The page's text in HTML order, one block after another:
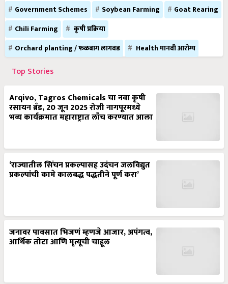
Government Schemes Soybean Farming
Goat Rearing
Chili Farming
कृषी प्रक्रिया
Orchard planting / फळबाग लागवड
Health मानवी आरोग्य
Top Stories
Arqivo, Tagros Chemicals चा नवा कृषी
रसायन ब्रँड, 20 जून 2025 रोजी नागपूरमध्ये
भव्य कार्यक्रमात महाराष्ट्रात लाँच करण्यात आला
‘राज्यातील सिंचन प्रकल्पासह उदंचन जलविद्युत
प्रकल्पांची कामे कालबद्ध पद्धतीने पूर्ण करा’
जनावर पावसात भिजणं म्हणजे आजार, अपंगत्व,
आर्थिक तोटा आणि मृत्यूची चाहूल